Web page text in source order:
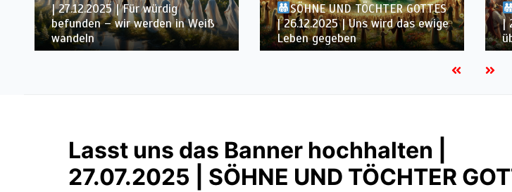
SÖHNE UND TÖCHTER GOTTES
| 26.12.2025 | Uns wird das ewige
Leben gegeben
SÖHNE UND TÖCHTER GOTTES
| 25.12.2025 | Wir haben Macht
über die Völker
|
Lasst uns das Banner hochhalten |
27.07.2025 | SÖHNE UND TÖCHTER